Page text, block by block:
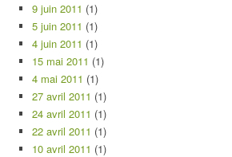
9 juin 2011 (1)
5 juin 2011 (1)
4 juin 2011 (1)
15 mai 2011 (1)
4 mai 2011 (1)
27 avril 2011 (1)
24 avril 2011 (1)
22 avril 2011 (1)
10 avril 2011 (1)